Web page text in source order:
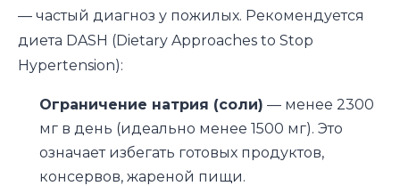
— частый диагноз у пожилых. Рекомендуется
диета DASH (Dietary Approaches to Stop
Hypertension):
Ограничение натрия (соли) — менее 2300
мг в день (идеально менее 1500 мг). Это
означает избегать готовых продуктов,
консервов, жареной пищи.